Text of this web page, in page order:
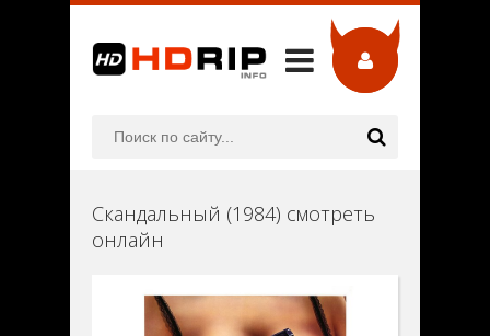
Скандальный (1984) смотреть
онлайн